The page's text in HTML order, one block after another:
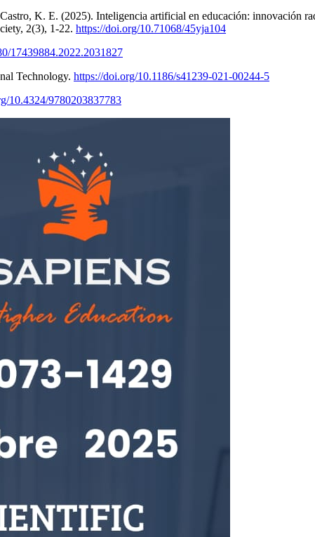
K. E. (2025). Inteligencia artificial en educación: innovación
2(3), 1-22. https://doi.org/10.71068/45yja104
17439884.2022.2031827
Technology. https://doi.org/10.1186/s41239-021-00244-5
10.4324/9780203837783